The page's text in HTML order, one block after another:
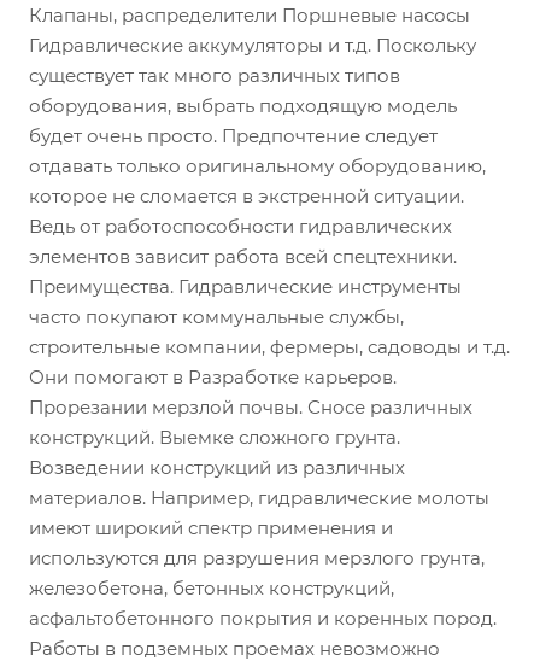
Клапаны, распределители Поршневые насосы
Гидравлические аккумуляторы и т.д. Поскольку
существует так много различных типов
оборудования, выбрать подходящую модель
будет очень просто. Предпочтение следует
отдавать только оригинальному оборудованию,
которое не сломается в экстренной ситуации.
Ведь от работоспособности гидравлических
элементов зависит работа всей спецтехники.
Преимущества. Гидравлические инструменты
часто покупают коммунальные службы,
строительные компании, фермеры, садоводы и т.д.
Они помогают в Разработке карьеров.
Прорезании мерзлой почвы. Сносе различных
конструкций. Выемке сложного грунта.
Возведении конструкций из различных
материалов. Например, гидравлические молоты
имеют широкий спектр применения и
используются для разрушения мерзлого грунта,
железобетона, бетонных конструкций,
асфальтобетонного покрытия и коренных пород.
Работы в подземных проемах невозможно